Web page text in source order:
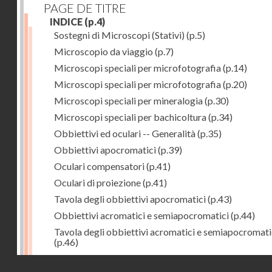
PAGE DE TITRE
INDICE (p.4)
Sostegni di Microscopi (Stativi) (p.5)
Microscopio da viaggio (p.7)
Microscopi speciali per microfotografia(p.14)
Microscopi speciali per microfotografia(p.20)
Microscopi speciali per mineralogia(p.30)
Microscopi speciali per bachicoltura(p.34)
Obbiettivi ed oculari -- Generalità(p.35)
Obbiettivi apocromatici(p.39)
Oculari compensatori(p.41)
Oculari di proiezione(p.41)
Tavola degli obbiettivi apocromatici(p.43)
Obbiettivi acromatici e semiapocromatici(p.44)
Tavola degli obbiettivi acromatici e
(p.46)
Oculari Huyghens(p.47)